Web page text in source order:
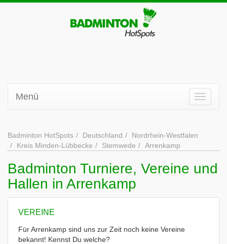
Menü
Badminton HotSpots Deutschland
Nordrhein-Westfalen
Kreis Minden-Lübbecke
Stemwede Arrenkamp
Badminton Turniere, Vereine und
Hallen in Arrenkamp
VEREINE
Für Arrenkamp sind uns zur Zeit noch keine Vereine
bekannt! Kennst Du welche?